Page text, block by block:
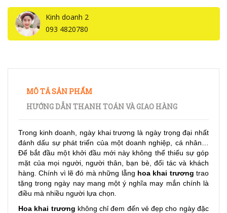
Kinh doanh 2
093 4820780
MÔ TẢ SẢN PHẨM
HƯỚNG DẪN THANH TOÁN VÀ GIAO HÀNG
Trong kinh doanh, ngày khai trương là ngày trọng đại nhất
đánh dấu sự phát triển của một doanh nghiệp, cá nhân…
Để bắt đầu một khởi đầu mới này không thể thiếu sự góp
mặt của mọi người, người thân, bạn bè, đối tác và khách
hàng. Chính vì lẽ đó mà những lẵng hoa khai trương trao
tặng trong ngày nay mang một ý nghĩa may mắn chính là
điều mà nhiều người lựa chọn.
Hoa khai trương không chỉ đem đến vẻ đẹp cho ngày đặc